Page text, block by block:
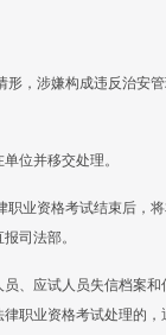
，涉嫌构成违反治安
位并移交处理。
业资格考试结束后，
司法部。
、应试人员失信档案
职业资格考试处理的